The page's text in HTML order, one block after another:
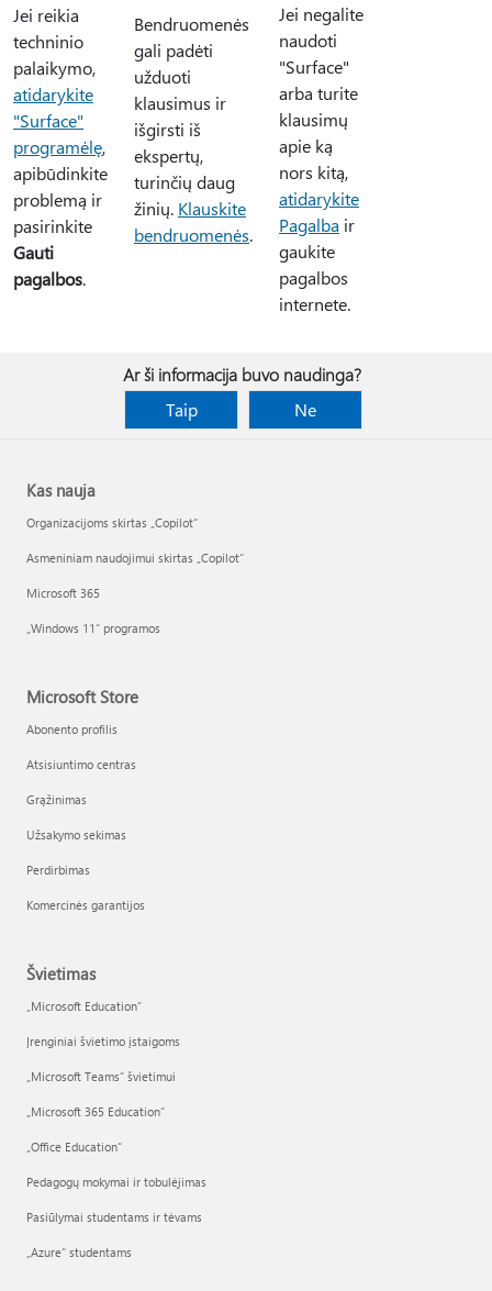
Jei reikia
techninio
palaikymo,
atidarykite
"Surface"
programėlę,
apibūdinkite
problemą ir
pasirinkite
Gauti
pagalbos.
Bendruomenės
gali padėti
užduoti
klausimus ir
išgirsti iš
ekspertų,
turinčių daug
žinių. Klauskite
bendruomenės.
Jei negalite
naudoti
"Surface"
arba turite
klausimų
apie ką
nors kitą,
atidarykite
Pagalba ir
gaukite
pagalbos
internete.
Ar ši informacija buvo naudinga?
Taip
Ne
Kas nauja
Organizacijoms skirtas „Copilot“
Asmeniniam naudojimui skirtas „Copilot“
Microsoft 365
„Windows 11“ programos
Microsoft Store
Abonento profilis
Atsisiuntimo centras
Grąžinimas
Užsakymo sekimas
Perdirbimas
Komercinės garantijos
Švietimas
„Microsoft Education“
Įrenginiai švietimo įstaigoms
„Microsoft Teams“ švietimui
„Microsoft 365 Education“
„Office Education“
Pedagogų mokymai ir tobulėjimas
Pasiūlymai studentams ir tėvams
„Azure“ studentams